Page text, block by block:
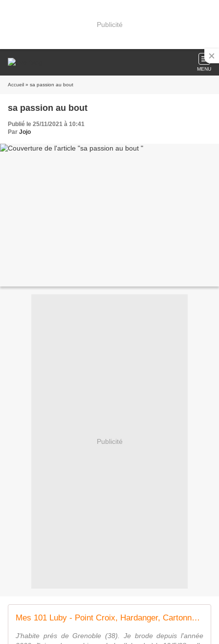
Publicité
MENU
Accueil » sa passion au bout
sa passion au bout
Publié le 25/11/2021 à 10:41
Par Jojo
Publicité
Mes 101 Luby - Point Croix, Hardanger, Cartonnage, Art floral, Couture, Epagneul Breton,
J'habite prés de Grenoble (38). Je brode depuis l'année